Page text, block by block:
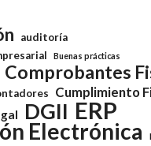
auditoría
Buenas prácticas
Comprobantes
Cumplimiento
DGII ERP
Electrónica